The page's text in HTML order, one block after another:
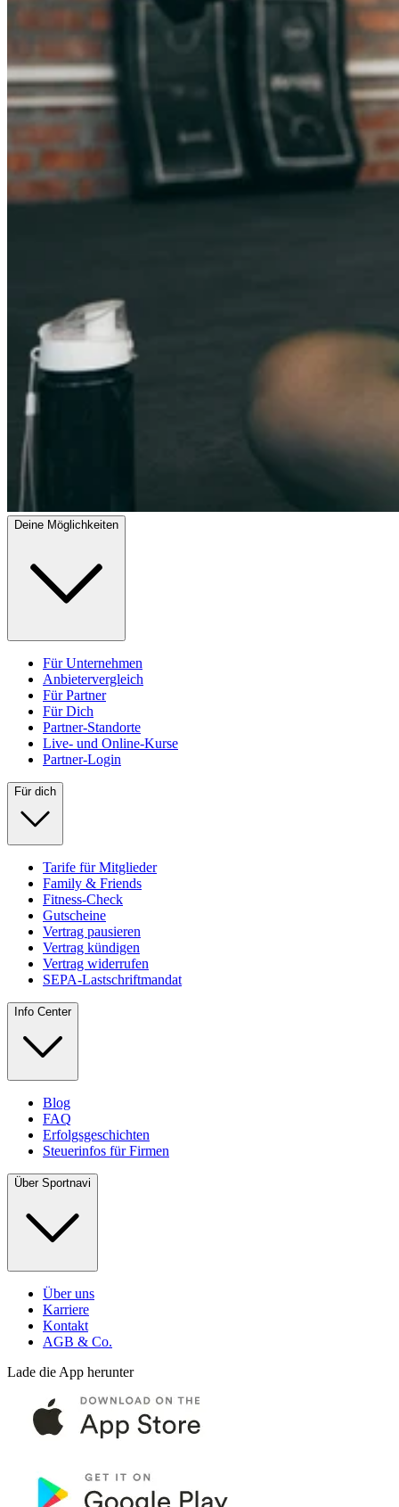
Deine Möglichkeiten
Für Unternehmen
Anbietervergleich
Für Partner
Für Dich
Partner-Standorte
Live- und Online-Kurse
Partner-Login
Für dich
Tarife für Mitglieder
Family & Friends
Fitness-Check
Gutscheine
Vertrag pausieren
Vertrag kündigen
Vertrag widerrufen
SEPA-Lastschriftmandat
Info Center
Blog
FAQ
Erfolgsgeschichten
Steuerinfos für Firmen
Über Sportnavi
Über uns
Karriere
Kontakt
AGB & Co.
Lade die App herunter